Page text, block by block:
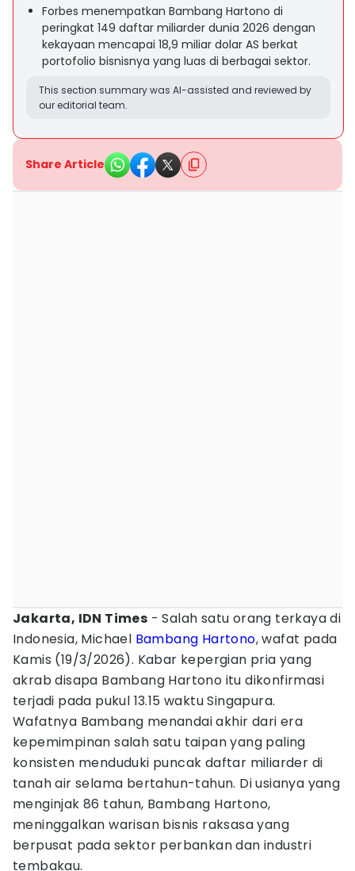
Forbes menempatkan Bambang Hartono di
peringkat 149 daftar miliarder dunia 2026 dengan
kekayaan mencapai 18,9 miliar dolar AS berkat
portofolio bisnisnya yang luas di berbagai sektor.
This section summary was AI-assisted and reviewed by
our editorial team.
Share Article
Jakarta, IDN Times - Salah satu orang terkaya di
Indonesia, Michael Bambang Hartono, wafat pada
Kamis (19/3/2026). Kabar kepergian pria yang
akrab disapa Bambang Hartono itu dikonfirmasi
terjadi pada pukul 13.15 waktu Singapura.
Wafatnya Bambang menandai akhir dari era
kepemimpinan salah satu taipan yang paling
konsisten menduduki puncak daftar miliarder di
tanah air selama bertahun-tahun. Di usianya yang
menginjak 86 tahun, Bambang Hartono,
meninggalkan warisan bisnis raksasa yang
berpusat pada sektor perbankan dan industri
tembakau.